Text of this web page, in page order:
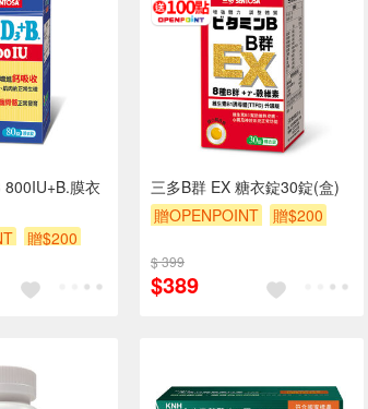
800IU+B.膜衣
贈$200
三多B群 EX 糖衣錠30錠(盒)
贈OPENPOINT
贈$200
$ 399
$389